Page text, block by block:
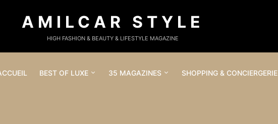
AMILCAR STYLE
HIGH FASHION & BEAUTY & LIFESTYLE MAGAZINE
BEST OF LUXE 35 MAGAZINES SHOPPING & CONCIERGERIE